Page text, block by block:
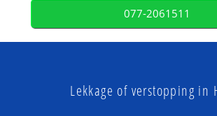
077-2061511
Lekkage of verstopping in